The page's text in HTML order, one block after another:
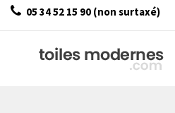
05 34 52 15 90 (non surtaxé)